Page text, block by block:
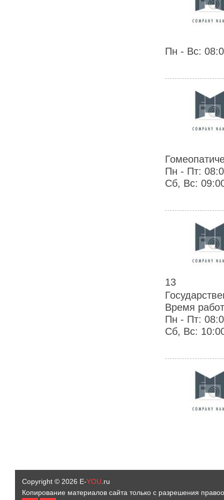
Пн - Вс:
Пн - Пт:
Сб, Вс:
13
Время
Пн - Пт:
Сб, Вс:
Copyright © 2026 E-YOU .ru
Копирование материалов сайта только с разрешения